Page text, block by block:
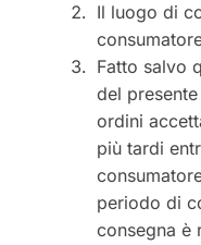
Il luogo di
Fatto salvo
del
ordini
più tardi
periodo di
consegna è